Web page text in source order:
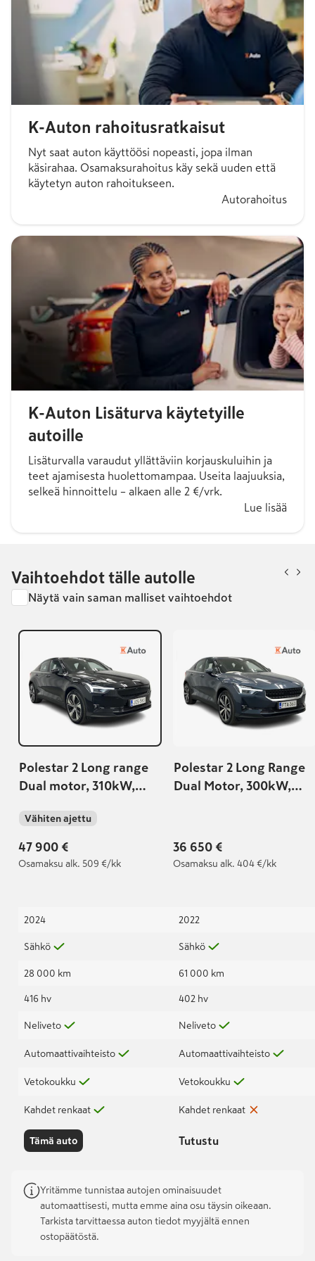
K-Auton rahoitusratkaisut
Nyt saat auton käyttöösi nopeasti, jopa ilman
käsirahaa. Osamaksurahoitus käy sekä uuden että
käytetyn auton rahoitukseen.
Autorahoitus
K-Auton Lisäturva käytetyille
autoille
Lisäturvalla varaudut yllättäviin korjauskuluihin ja
teet ajamisesta huolettomampaa. Useita laajuuksia,
selkeä hinnoittelu – alkaen alle 2 €/vrk.
Lue lisää
Vaihtoehdot tälle autolle
Näytä vain saman malliset vaihtoehdot
Polestar 2 Long range
Dual motor, 310kW,
Vähiten ajettu
47 900 €
Osamaksu alk. 509 €/kk
2024
Sähkö
28 000 km
416 hv
Neliveto
Automaattivaihteisto
Vetokoukku
Kahdet renkaat
Tämä auto
Polestar 2 Long Range
Dual Motor, 300kW,
36 650 €
Osamaksu alk. 404 €/kk
2022
Sähkö
61 000 km
402 hv
Neliveto
Automaattivaihteisto
Vetokoukku
Kahdet renkaat
Tutustu
Yritämme tunnistaa autojen ominaisuudet
automaattisesti, mutta emme aina osu täysin oikeaan.
Tarkista tarvittaessa auton tiedot myyjältä ennen
ostopäätöstä.